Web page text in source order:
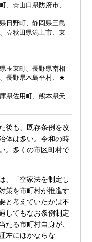
、☆山口県防府市、
日野町、静岡県三島
☆秋田県潟上市、東
玉東町、長野県南相
長野県木島平村、★
県佐用町、熊本県天
後も、既存条例を改
体は多い。令和の時
。多くの市区町村で
、「空家法を制定し
策を市町村が推進す
と考えていたかは不
してもなお条例制定
たる市町村自身が、
左にほかならな